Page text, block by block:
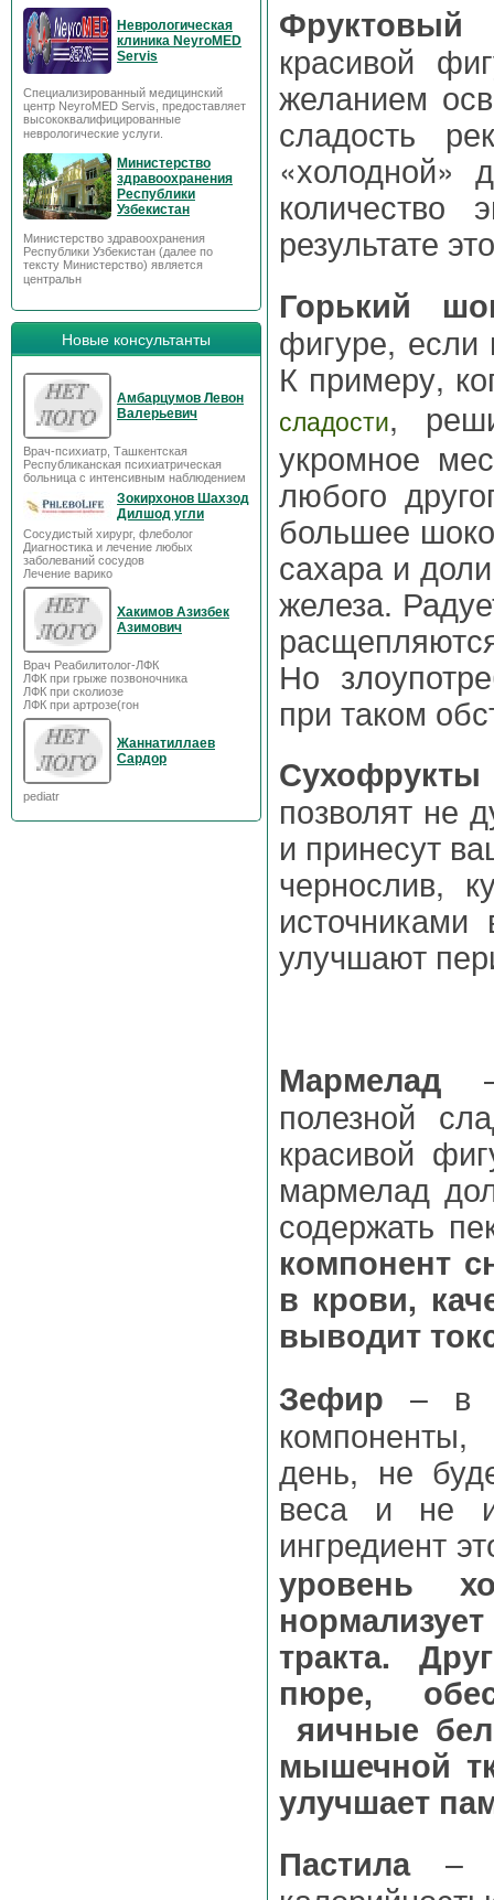
Неврологическая
клиника NeyroMED
Servis
Специализированный медицинский
центр NeyroMED Servis, предоставляет
высококвалифицированные
неврологические услуги.
Министерство
здравоохранения
Республики
Узбекистан
Министерство здравоохранения
Республики Узбекистан (далее по
тексту Министерство) является
центральн
Новые консультанты
Амбарцумов Левон
Валерьевич
Врач-психиатр, Ташкентская
Республиканская психиатрическая
больница с интенсивным наблюдением
Зокирхонов Шахзод
Дилшод угли
Сосудистый хирург, флеболог
Диагностика и лечение любых
заболеваний сосудов
Лечение варико
Хакимов Азизбек
Азимович
Врач Реабилитолог-ЛФК
ЛФК при грыже позвоночника
ЛФК при сколиозе
ЛФК при артрозе(гон
Жаннатиллаев
Сардор
pediatr
красивой
желанием
сладость
«холодной»
результате
Горький
фигуре, если
К примеру,
сладости,
укромное
любого
большее
сахара и
железа.
Но
при таком
Сухофрукты
позволят не
и принесут
чернослив,
улучшают
Мармелад –
полезной
красивой
мармелад
содержать
компонент
в крови,
выводит
Зефир – в
день, не
веса и не
ингредиент
уровень
тракта.
пюре,
яичные
мышечной
улучшает
Пастила–